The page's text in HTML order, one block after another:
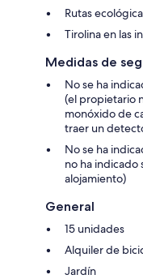
Rutas
Tirolina en las
Medidas de
No se ha
(el propietario
monóxido de
traer un
No se ha
no ha indicado
alojamiento)
General
15 unidades
Alquiler de
Jardín